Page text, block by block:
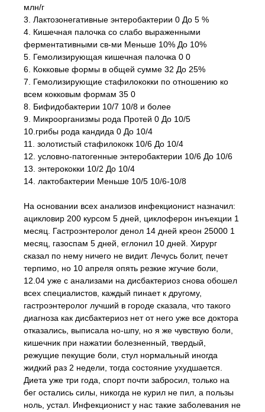
млн/г
3. Лактозонегативные энтеробактерии 0 До 5 %
4. Кишечная палочка со слабо выраженными
ферментативными св-ми Меньше 10% До 10%
5. Гемолизирующая кишечная палочка 0 0
6. Кокковые формы в общей сумме 32 До 25%
7. Гемолизирующие стафилококки по отношению ко
всем кокковым формам 35 0
8. Бифидобактерии 10/7 10/8 и более
9. Микроорганизмы рода Протей 0 До 10/5
10.грибы рода кандида 0 До 10/4
11. золотистый стафилококк 10/6 До 10/4
12. условно-патогенные энтеробактерии 10/6 До 10/6
13. энтерококки 10/2 До 10/4
14. лактобактерии Меньше 10/5 10/6-10/8
На основании всех анализов инфекционист назначил:
ацикловир 200 курсом 5 дней, циклоферон инъекции 1
месяц. Гастроэнтеролог денол 14 дней креон 25000 1
месяц, газоспам 5 дней, еглонил 10 дней. Хирург
сказал по нему ничего не видит. Лечусь болит, печет
терпимо, но 10 апреля опять резкие жгучие боли,
12.04 уже с анализами на дисбактериоз снова обошел
всех специалистов, каждый пинает к другому,
гастроэнтеролог лучший в городе сказала, что такого
диагноза как дисбактериоз нет от него уже все доктора
отказались, выписала но-шпу, но я же чувствую боли,
кишечник при нажатии болезненный, твердый,
режущие пекущие боли, стул нормальный иногда
жидкий раз 2 недели, тогда состояние ухудшается.
Диета уже три года, спорт почти забросил, только на
бег остались силы, никогда не курил не пил, а пользы
ноль, устал. Инфекционист у нас такие заболевания не